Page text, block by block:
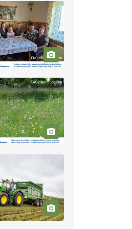
na kmetiji naj
mestu.
RcsFHlxERk
#kmetijstvo
22.07.2026
]
Za
travišč sta
in predvsem
. VEČ
@EUAgri
]
priljubljeno
vino, tudi v